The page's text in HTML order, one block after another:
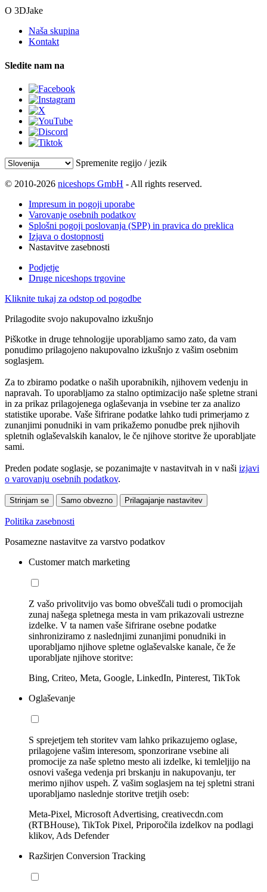
O 3DJake
Naša skupina
Kontakt
Sledite nam na
Spremenite regijo / jezik
© 2010-2026 niceshops GmbH - All rights reserved.
Impresum in pogoji uporabe
Varovanje osebnih podatkov
Splošni pogoji poslovanja (SPP) in pravica do preklica
Izjava o dostopnosti
Nastavitve zasebnosti
Podjetje
Druge niceshops trgovine
Kliknite tukaj za odstop od pogodbe
Prilagodite svojo nakupovalno izkušnjo
Piškotke in druge tehnologije uporabljamo samo zato, da vam
ponudimo prilagojeno nakupovalno izkušnjo z vašim osebnim
soglasjem.
Za to zbiramo podatke o naših uporabnikih, njihovem vedenju in
napravah. To uporabljamo za stalno optimizacijo naše spletne strani
in za prikaz prilagojenega oglaševanja in vsebine ter za analizo
statistike uporabe. Vaše šifrirane podatke lahko tudi primerjamo z
zunanjimi ponudniki in vam prikažemo ponudbe prek njihovih
spletnih oglaševalskih kanalov, le če njihove storitve že uporabljate
sami.
Preden podate soglasje, se pozanimajte v nastavitvah in v naši izjavi
o varovanju osebnih podatkov.
Strinjam se Samo obvezno Prilagajanje nastavitev
Politika zasebnosti
Posamezne nastavitve za varstvo podatkov
Customer match marketing
Z vašo privolitvijo vas bomo obveščali tudi o promocijah
zunaj našega spletnega mesta in vam prikazovali ustrezne
izdelke. V ta namen vaše šifrirane osebne podatke
sinhroniziramo z naslednjimi zunanjimi ponudniki in
uporabljamo njihove spletne oglaševalske kanale, če že
uporabljate njihove storitve:
Bing, Criteo, Meta, Google, LinkedIn, Pinterest, TikTok
Oglaševanje
S sprejetjem teh storitev vam lahko prikazujemo oglase,
prilagojene vašim interesom, sponzorirane vsebine ali
promocije za naše spletno mesto ali izdelke, ki temleljijo na
osnovi vašega vedenja pri brskanju in nakupovanju, ter
merimo njihov uspeh. Z vašim soglasjem na tej spletni strani
uporabljamo naslednje storitve tretjih oseb:
Meta-Pixel, Microsoft Advertising, creativecdn.com
(RTBHouse), TikTok Pixel, Priporočila izdelkov na podlagi
klikov, Ads Defender
Razširjen Conversion Tracking